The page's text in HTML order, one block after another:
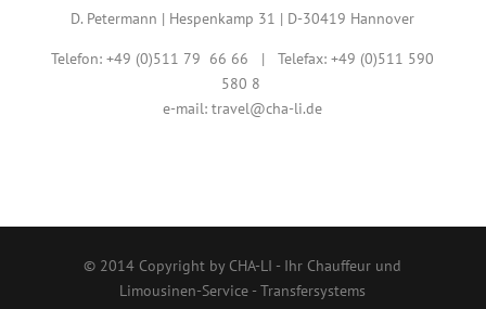
D. Petermann | Hespenkamp 31 | D-30419 Hannover
Telefon: +49 (0)511 79 66 66 | Telefax: +49 (0)511 590
580 8
e-mail: travel@cha-li.de
© 2014 Copyright by CHA-LI - Ihr Chauffeur und
Limousinen-Service - Transfersystems